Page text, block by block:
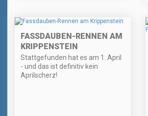
FASSDAUBEN-RENNEN AM
KRIPPENSTEIN
Stattgefunden hat es am 1. April
- und das ist definitiv kein
Aprilscherz!